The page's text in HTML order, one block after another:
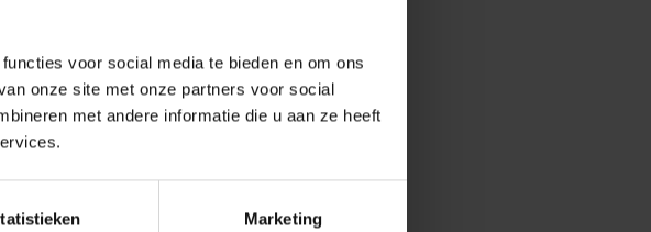
voor social media te bieden en om ons
onze site met onze partners voor social
met andere informatie die u aan ze heeft
Marketing
het
je
BINBIN
Over VE-Systems
Contact